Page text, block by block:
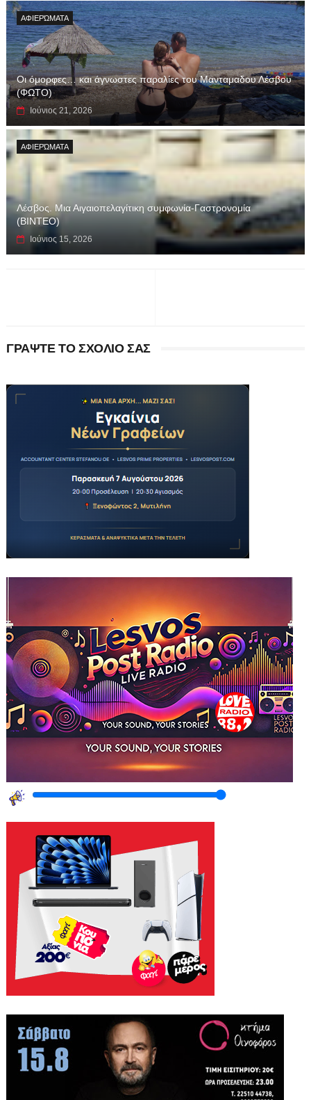
ΑΦΙΕΡΏΜΑΤΑ
Οι όμορφες… και άγνωστες παραλίες του Μανταμαδου Λέσβου
(ΦΩΤΟ)
Ιούνιος 21, 2026
ΑΦΙΕΡΏΜΑΤΑ
Λέσβος. Μια Αιγαιοπελαγίτικη συμφωνία-Γαστρονομία
(ΒΙΝΤΕΟ)
Ιούνιος 15, 2026
ΓΡΑΨΤΕ ΤΟ ΣΧΟΛΙΟ ΣΑΣ